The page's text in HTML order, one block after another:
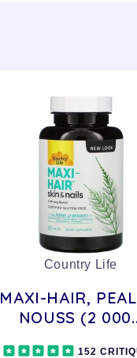
Country Life
MAXI-HAIR,
NOUSS (2
152